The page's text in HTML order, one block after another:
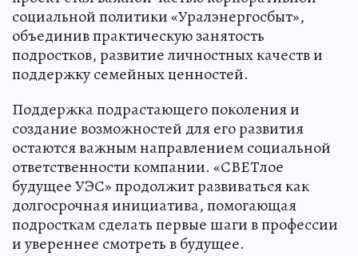
социальной политики «Уралэнергосбыт»,
объединив практическую занятость
подростков, развитие личностных качеств и
поддержку семейных ценностей.
Поддержка подрастающего поколения и
создание возможностей для его развития
остаются важным направлением социальной
ответственности компании. «СВЕТлое
будущее УЭС» продолжит развиваться как
долгосрочная инициатива, помогающая
подросткам сделать первые шаги в профессии
и увереннее смотреть в будущее.